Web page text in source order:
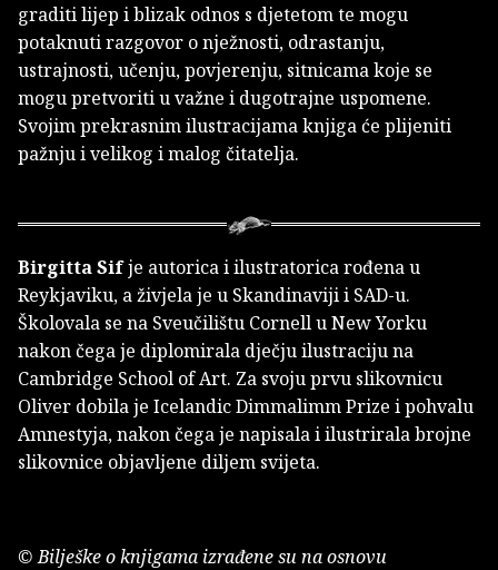
graditi lijep i blizak odnos s djetetom te mogu
potaknuti razgovor o nježnosti, odrastanju,
ustrajnosti, učenju, povjerenju, sitnicama koje se
mogu pretvoriti u važne i dugotrajne uspomene.
Svojim prekrasnim ilustracijama knjiga će plijeniti
pažnju i velikog i malog čitatelja.
Birgitta Sifje autorica i ilustratorica rođena u
Reykjaviku, a živjela je u Skandinaviji i SAD-u.
Školovala se na Sveučilištu Cornell u New Yorku
nakon čega je diplomirala dječju ilustraciju na
Cambridge School of Art. Za svoju prvu slikovnicu
Oliver dobila je Icelandic Dimmalimm Prize i pohvalu
Amnestyja, nakon čega je napisala i ilustrirala brojne
slikovnice objavljene diljem svijeta.
© Bilješke o knjigama izrađene su na osnovu